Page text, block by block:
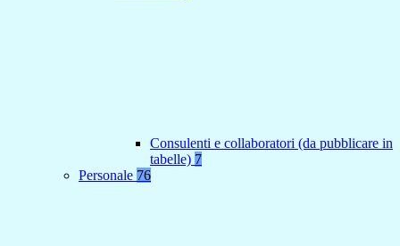
Consulenti e collaboratori (da pubblicare in
tabelle) 7
Personale 76